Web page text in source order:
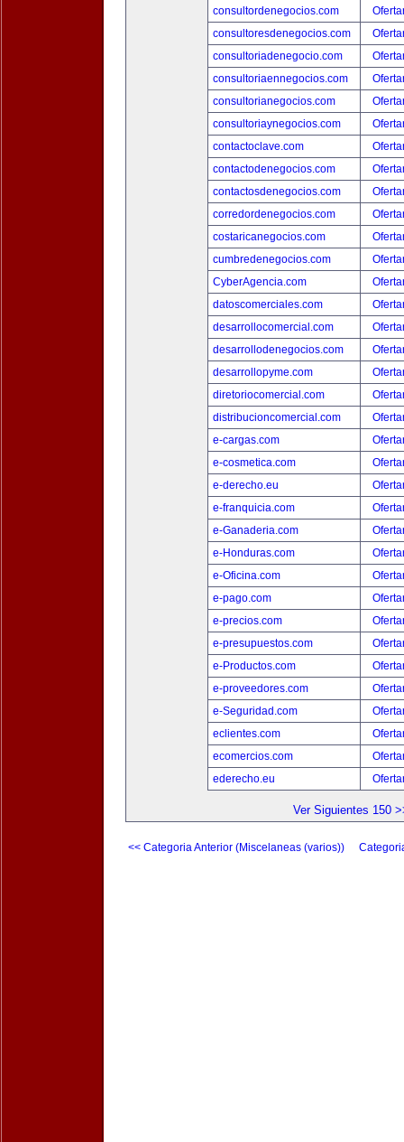
consultordenegocios.com
consultoresdenegocios.com
consultoriadenegocio.com
consultoriaennegocios.com
consultorianegocios.com
consultoriaynegocios.com
contactoclave.com
contactodenegocios.com
contactosdenegocios.com
corredordenegocios.com
costaricanegocios.com
cumbredenegocios.com
CyberAgencia.com
datoscomerciales.com
desarrollocomercial.com
desarrollodenegocios.com
desarrollopyme.com
diretoriocomercial.com
distribucioncomercial.com
e-cargas.com
e-cosmetica.com
e-derecho.eu
e-franquicia.com
e-Ganaderia.com
e-Honduras.com
e-Oficina.com
e-pago.com
e-precios.com
e-presupuestos.com
e-Productos.com
e-proveedores.com
e-Seguridad.com
eclientes.com
ecomercios.com
ederecho.eu
Ver Siguientes 150
<< Categoria Anterior (Miscelaneas (varios))